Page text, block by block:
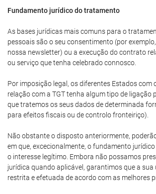
Fundamento jurídico do tratamento
As bases jurídicas mais comuns para o
pessoais são o seu consentimento (por
nossa newsletter) ou a execução do contrato
ou serviço que tenha celebrado connosco.
Por imposição legal, os diferentes Estados com
relação com a TGT tenha algum tipo de ligação
que tratemos os seus dados de determinada
para efeitos fiscais ou de controlo fronteiriço).
Não obstante o disposto anteriormente,
em que, excecionalmente, o fundamento
o interesse legítimo. Embora não possamos
jurídica quando aplicável, garantimos que a sua
restrita e efetuada de acordo com as melhores